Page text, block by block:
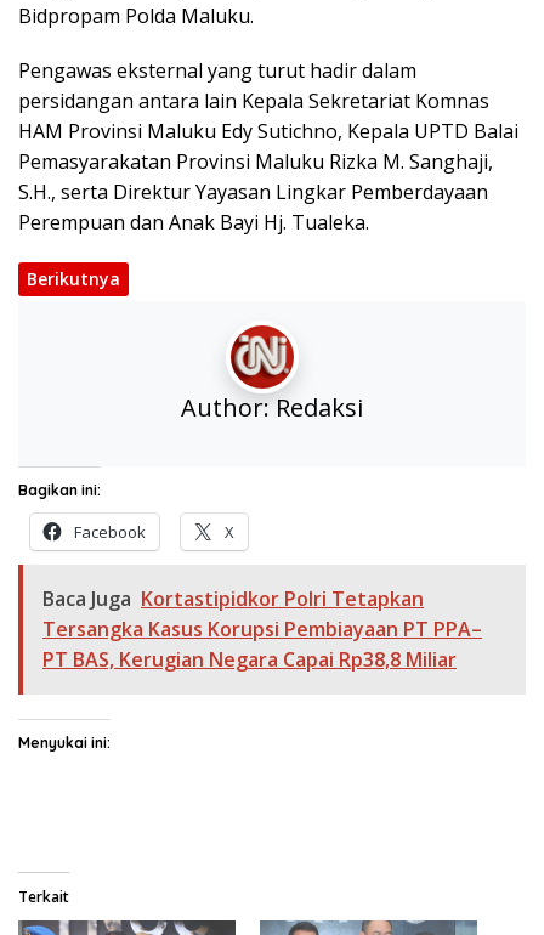
Bidpropam Polda Maluku.
Pengawas eksternal yang turut hadir dalam
persidangan antara lain Kepala Sekretariat Komnas
HAM Provinsi Maluku Edy Sutichno, Kepala UPTD Balai
Pemasyarakatan Provinsi Maluku Rizka M. Sanghaji,
S.H., serta Direktur Yayasan Lingkar Pemberdayaan
Perempuan dan Anak Bayi Hj. Tualeka.
Berikutnya
Author:Redaksi
Bagikan ini:
Facebook X
Baca Juga Kortastipidkor Polri Tetapkan
Tersangka Kasus Korupsi Pembiayaan PT PPA–
PT BAS, Kerugian Negara Capai Rp38,8 Miliar
Menyukai ini:
Terkait